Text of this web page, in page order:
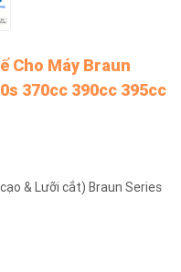
Cho Máy Braun
370cc 390cc 395cc
& Lưỡi cắt) Braun Series